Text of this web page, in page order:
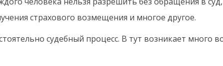
страхового возмещения и многое другое.
судебный процесс. B тут возникает много